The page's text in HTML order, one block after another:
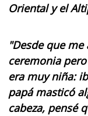
Oriental y el
"Desde que
ceremonia
era muy niña:
papá masticó
cabeza, pensé